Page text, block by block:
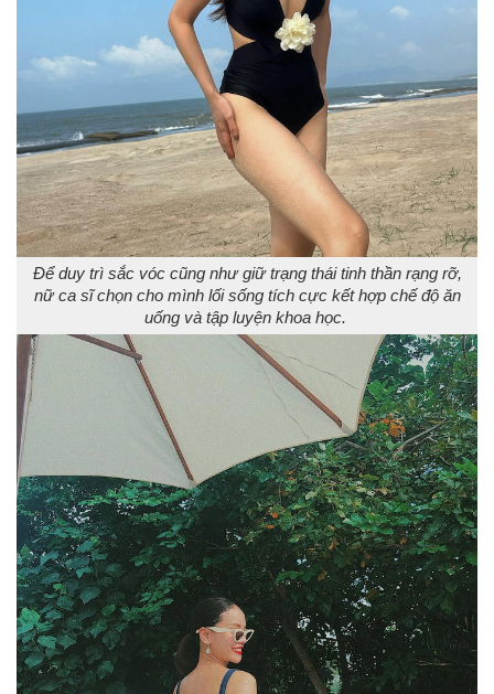
Để duy trì sắc vóc cũng như giữ trạng thái tinh thần rạng rỡ,
nữ ca sĩ chọn cho mình lối sống tích cực kết hợp chế độ ăn
uống và tập luyện khoa học.